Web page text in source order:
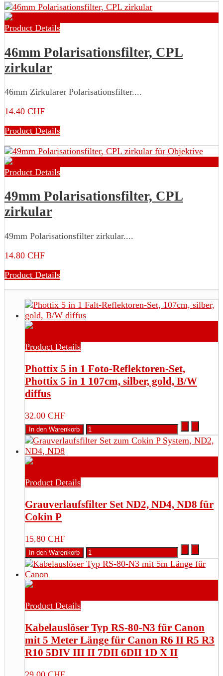
Product Details
46mm Polarisationsfilter, CPL
zirkular
46mm Zirkularer Polarisationsfilter....
14.40 CHF
Product Details
Product Details
49mm Polarisationsfilter, CPL
zirkular
49mm Polarisationsfilter zirkular....
14.80 CHF
Product Details
Product Details
Phottix 5 in 1 Foto-Reflektoren-Set,
Phottix 5 in 1 107cm, silber, gold, B/W
diffus
32.00 CHF
Product Details
Grauverlaufsfilter Set ND2, ND4, ND8 für
Cokin P
15.80 CHF
Product Details
Kabelauslöser Typ RS-80-N3 für Canon
mit 5 Meter Länge für Canon R6 II R5 R3
R10 5DIV III II 7DII 6DII 1D X II